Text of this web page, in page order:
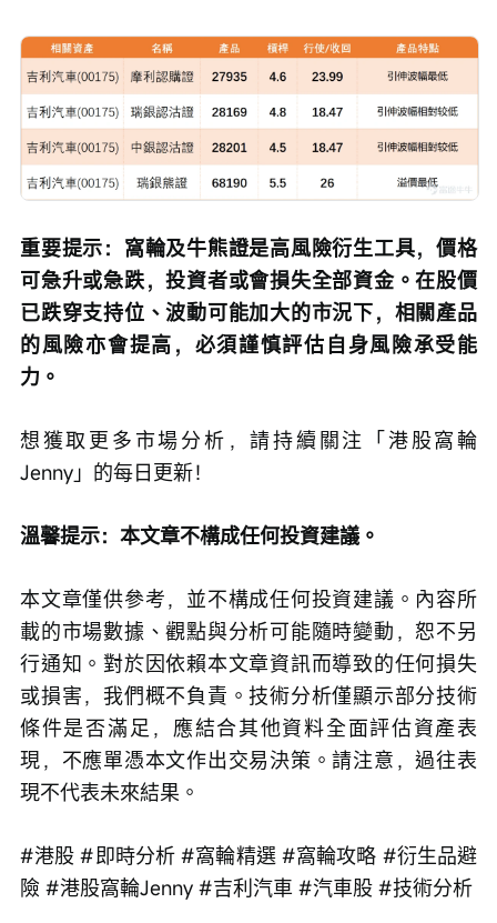
重要提示：窩輪及牛熊證是高風險衍生工具，價格
可急升或急跌，投資者或會損失全部資金。在股價
已跌穿支持位、波動可能加大的市況下，相關產品
的風險亦會提高，必須謹慎評估自身風險承受能
力。
想獲取更多市場分析，請持續關注「港股窩輪
Jenny」的每日更新！
溫馨提示：本文章不構成任何投資建議。
本文章僅供參考，並不構成任何投資建議。內容所
載的市場數據、觀點與分析可能隨時變動，恕不另
行通知。對於因依賴本文章資訊而導致的任何損失
或損害，我們概不負責。技術分析僅顯示部分技術
條件是否滿足，應結合其他資料全面評估資產表
現，不應單憑本文作出交易決策。請注意，過往表
現不代表未來結果。
#港股 #即時分析 #窩輪精選 #窩輪攻略 #衍生品避
險 #港股窩輪Jenny #吉利汽車 #汽車股 #技術分析